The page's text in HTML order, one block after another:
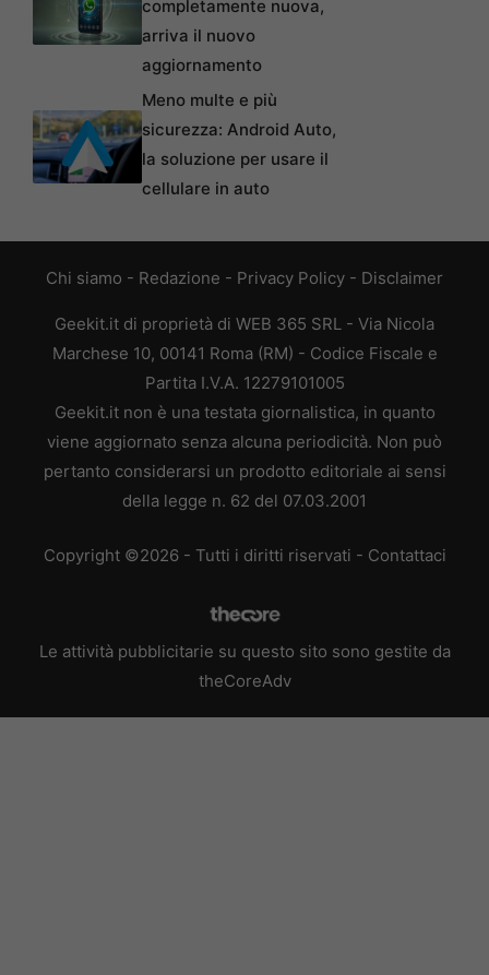
completamente nuova,
arriva il nuovo
aggiornamento
Meno multe e più
sicurezza: Android Auto,
la soluzione per usare il
cellulare in auto
Chi siamo - Redazione - Privacy Policy - Disclaimer
Geekit.it di proprietà di WEB 365 SRL - Via Nicola
Marchese 10, 00141 Roma (RM) - Codice Fiscale e
Partita I.V.A. 12279101005
Geekit.it non è una testata giornalistica, in quanto
viene aggiornato senza alcuna periodicità. Non può
pertanto considerarsi un prodotto editoriale ai sensi
della legge n. 62 del 07.03.2001
Copyright ©2026 - Tutti i diritti riservati - Contattaci
Le attività pubblicitarie su questo sito sono gestite da
theCoreAdv